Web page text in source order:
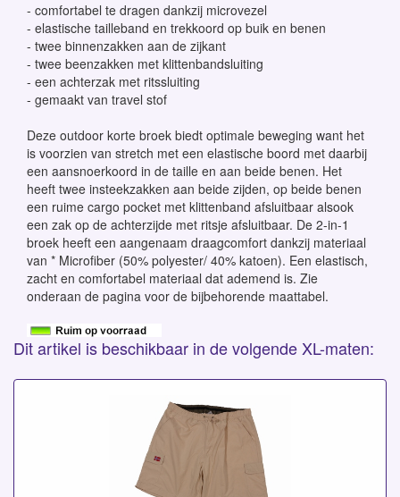
- comfortabel te dragen dankzij microvezel
- elastische tailleband en trekkoord op buik en benen
- twee binnenzakken aan de zijkant
- twee beenzakken met klittenbandsluiting
- een achterzak met ritssluiting
- gemaakt van travel stof
Deze outdoor korte broek biedt optimale beweging want het
is voorzien van stretch met een elastische boord met daarbij
een aansnoerkoord in de taille en aan beide benen. Het
heeft twee insteekzakken aan beide zijden, op beide benen
een ruime cargo pocket met klittenband afsluitbaar alsook
een zak op de achterzijde met ritsje afsluitbaar. De 2-in-1
broek heeft een aangenaam draagcomfort dankzij materiaal
van * Microfiber (50% polyester/ 40% katoen). Een elastisch,
zacht en comfortabel materiaal dat ademend is. Zie
onderaan de pagina voor de bijbehorende maattabel.
Dit artikel is beschikbaar in de volgende XL-maten: